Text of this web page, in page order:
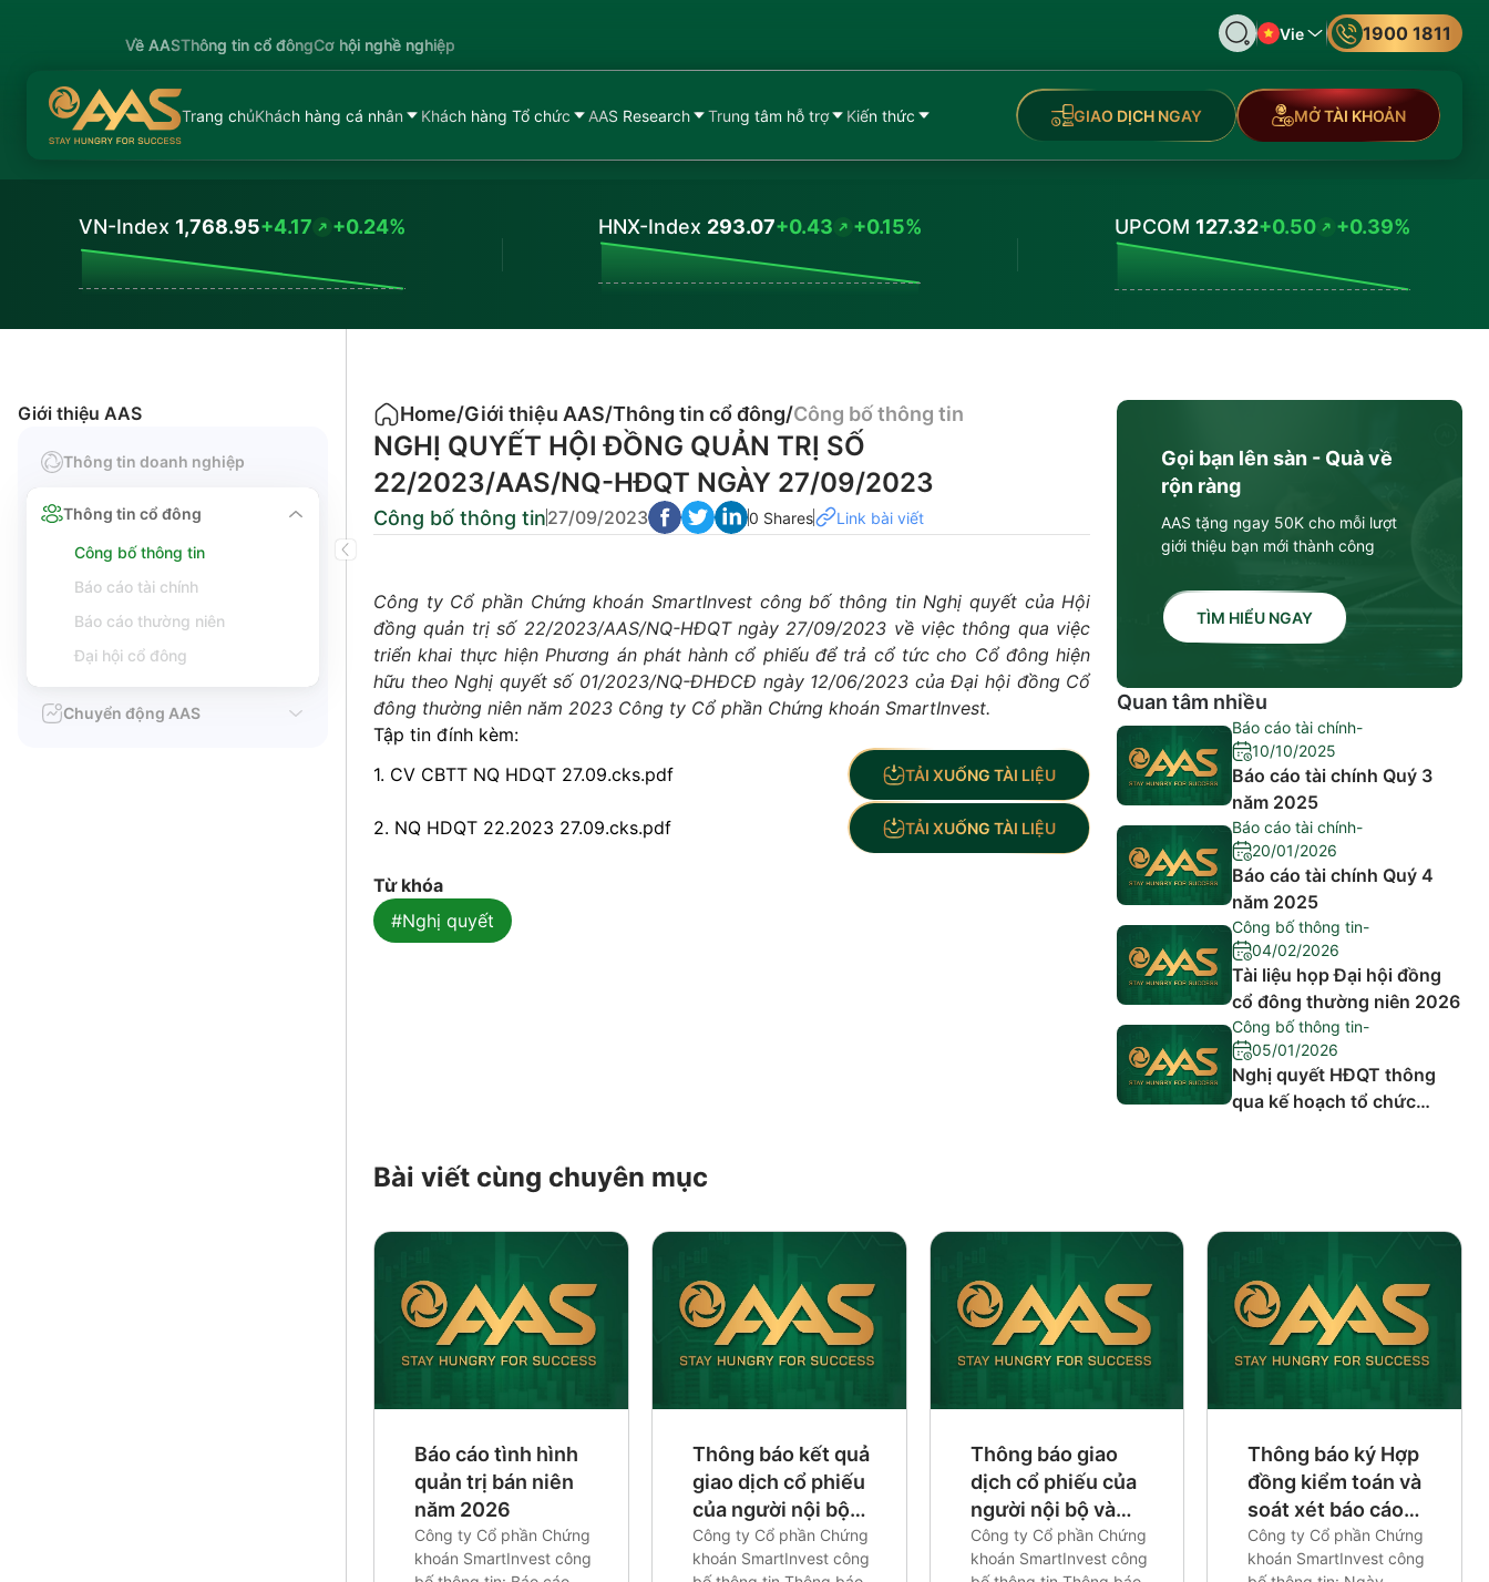
Về AASThông tin cổ đôngCơ hội nghề nghiệp
Vie 1900 1811
Trang chủKhách hàng cá nhân Khách hàng Tổ chức AAS Research Trung tâm hỗ trợ Kiến thức GIAO DỊCH NGAY MỞ TÀI KHOẢN
VN-Index 1,768.95+4.17 +0.24% HNX-Index 293.07+0.43 +0.15% UPCOM 127.32+0.50 +0.39%
Giới thiệu AAS
Thông tin doanh nghiệp
Thông tin cổ đông
Công bố thông tin
Báo cáo tài chính
Báo cáo thường niên
Đại hội cổ đông
Chuyển động AAS
Home/Giới thiệu AAS/Thông tin cổ đông/Công bố thông tin
NGHỊ QUYẾT HỘI ĐỒNG QUẢN TRỊ SỐ
22/2023/AAS/NQ-HĐQT NGÀY 27/09/2023
Công bố thông tin27/09/2023 0 Shares Link bài viết
Công ty Cổ phần Chứng khoán SmartInvest công bố thông tin Nghị quyết của Hội
đồng quản trị số 22/2023/AAS/NQ-HĐQT ngày 27/09/2023 về việc thông qua việc
triển khai thực hiện Phương án phát hành cổ phiếu để trả cổ tức cho Cổ đông hiện
hữu theo Nghị quyết số 01/2023/NQ-ĐHĐCĐ ngày 12/06/2023 của Đại hội đồng Cổ
đông thường niên năm 2023 Công ty Cổ phần Chứng khoán SmartInvest.
Tập tin đính kèm:
1. CV CBTT NQ HDQT 27.09.cks.pdf
TẢI XUỐNG TÀI LIỆU
2. NQ HDQT 22.2023 27.09.cks.pdf TẢI XUỐNG TÀI LIỆU
Từ khóa
#Nghị quyết
Gọi bạn lên sàn - Quà về
rộn ràng
AAS tặng ngay 50K cho mỗi lượt
giới thiệu bạn mới thành công
TÌM HIỂU NGAY
Quan tâm nhiều
Báo cáo tài chính-
10/10/2025
Báo cáo tài chính Quý 3
năm 2025
Báo cáo tài chính-
20/01/2026
Báo cáo tài chính Quý 4
năm 2025
Công bố thông tin-
04/02/2026
Tài liệu họp Đại hội đồng
cổ đông thường niên 2026
Công bố thông tin-
05/01/2026
Nghị quyết HĐQT thông
qua kế hoạch tổ chức
Bài viết cùng chuyên mục
Báo cáo tình hình
quản trị bán niên
năm 2026
Công ty Cổ phần Chứng
khoán SmartInvest công
Thông báo kết quả
giao dịch cổ phiếu
của người nội bộ
và người có liên
quan của người nội
Công ty Cổ phần Chứng
khoán SmartInvest công
Thông báo giao
dịch cổ phiếu của
người nội bộ và
người có liên quan
của người nội bộ
Công ty Cổ phần Chứng
khoán SmartInvest công
Thông báo ký Hợp
đồng kiểm toán và
soát xét báo cáo
tài chính, báo cáo
tỷ lệ an toàn tài
Công ty Cổ phần Chứng
khoán SmartInvest công